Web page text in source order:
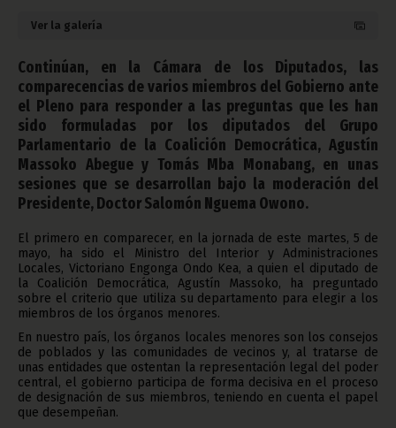
Ver la galería
Continúan, en la Cámara de los Diputados, las
comparecencias de varios miembros del Gobierno ante
el Pleno para responder a las preguntas que les han
sido formuladas por los diputados del Grupo
Parlamentario de la Coalición Democrática, Agustín
Massoko Abegue y Tomás Mba Monabang, en unas
sesiones que se desarrollan bajo la moderación del
Presidente, Doctor Salomón Nguema Owono.
El primero en comparecer, en la jornada de este martes, 5 de
mayo, ha sido el Ministro del Interior y Administraciones
Locales, Victoriano Engonga Ondo Kea, a quien el diputado de
la Coalición Democrática, Agustín Massoko, ha preguntado
sobre el criterio que utiliza su departamento para elegir a los
miembros de los órganos menores.
En nuestro país, los órganos locales menores son los consejos
de poblados y las comunidades de vecinos y, al tratarse de
unas entidades que ostentan la representación legal del poder
central, el gobierno participa de forma decisiva en el proceso
de designación de sus miembros, teniendo en cuenta el papel
que desempeñan.